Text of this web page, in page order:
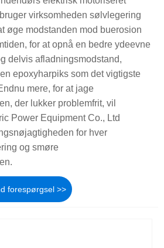
virksomheden sølvlegering
øge modstanden mod buerosion
for at opnå en bedre ydeevne
delvis afladningsmodstand,
epoxyharpiks som det vigtigste
mere, for at jage
der lukker problemfrit, vil
Power Equipment Co., Ltd
for hver
og smøre
forespørgsel >>